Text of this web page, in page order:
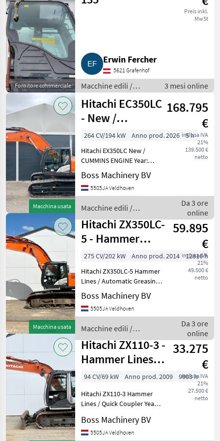
Fornitore commerciale
Preis inkl.
MwSt
Erwin Fercher
5621 Grafenhof
Macchine edili /
Escavatori cingolati
3 mesi online
Macchina usata
Hitachi EC350LC
- New /
CUMMINS
ENGINE
168.795
€
inclusa IVA
21%
139.500 €
netto
264 CV/194 kW Anno prod. 2026
5 h
Hitachi EX350LC New /
CUMMINS ENGINE Year:
2026 Reference number:
BM007694 Hours: 5 Type
EX350LC Location
Available at Boss
Machinery! This
Boss Machinery BV
5505JA Veldhoven
Macchine edili /
Hitachi
Da 3 ore
online
Macchina usata
Hitachi ZX350LC-
5 - Hammer
Lines /
Automatic
Greasing
59.895
€
inclusa IVA
21%
49.500 €
netto
275 CV/202 kW Anno prod. 2014
12816 h
Hitachi ZX350LC-5 Hammer
Lines / Automatic Greasing
Year: 2014 Reference
number: BM007845 Hours:
12.816 Type ZX350LC-5
Netherlands Certificate:
Boss Machinery BV
5505JA Veldhoven
Macchine edili /
Hitachi
Da 3 ore
online
Hitachi ZX110-3 -
Hammer Lines /
Quick Coupler
33.275
€
inclusa IVA
21%
27.500 €
netto
94 CV/69 kW Anno prod. 2009
9903 h
Hitachi ZX110-3 Hammer
Lines / Quick Coupler Year:
BM007838 Hours: 9.903
Type ZX110-3 Location
Boss Machinery BV
5505JA Veldhoven